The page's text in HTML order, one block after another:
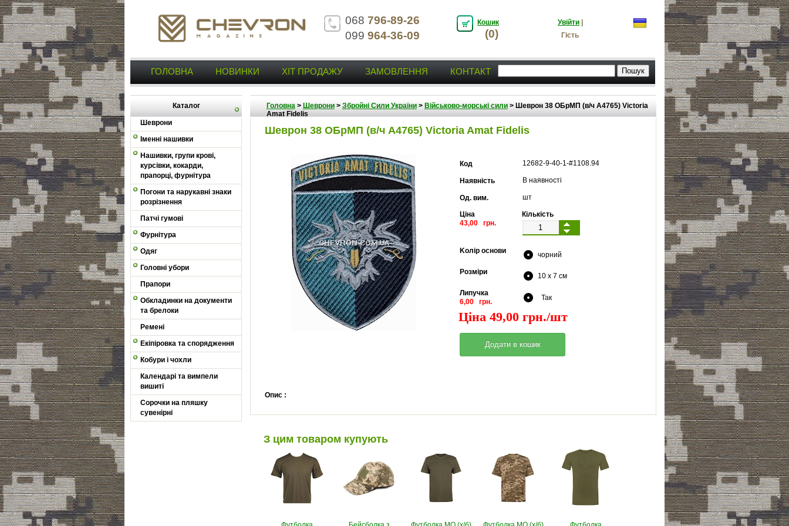
068 796-89-26
099 964-36-09
Кошик
(0)
Увійти
Гість
ГОЛОВНА НОВИНКИ ХІТ ПРОДАЖУ ЗАМОВЛЕННЯ КОНТАКТ
Каталог
Шеврони
Іменні нашивки
Нашивки, групи крові,
курсівки, кокарди,
прапорці, фурнітура
Погони та нарукавні знаки
розрізнення
Патчі гумові
Фурнітура
Одяг
Головні убори
Прапори
Обкладинки на документи
та брелоки
Ремені
Екіпіровка та спорядження
Кобури і чохли
Календарі та вимпели
вишиті
Сорочки на пляшку
сувенірні
Головна> Шеврони> Збройні Сили України> Військово-морські сили> Шеврон 38 ОБрМП (в/ч А4765) Victoria
Amat Fidelis
Шеврон 38 ОБрМП (в/ч А4765) Victoria Amat Fidelis
Код 12682-9-40-1-#1108.94
Наявність В наявності
Од. вим. шт
Ціна
43,00 грн.
Кількість
Kолір основи
чорний
Pозміри
10 x 7 см
Липучка
6,00 грн.
Так
Ціна 49,00 грн./шт
Опис :
З цим товаром купують